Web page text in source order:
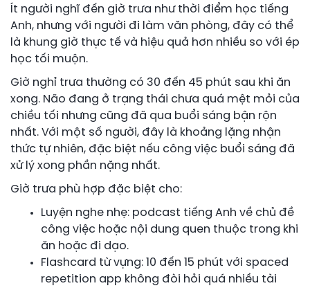
Ít người nghĩ đến giờ trưa như thời điểm học tiếng
Anh, nhưng với người đi làm văn phòng, đây có thể
là khung giờ thực tế và hiệu quả hơn nhiều so với ép
học tối muộn.
Giờ nghỉ trưa thường có 30 đến 45 phút sau khi ăn
xong. Não đang ở trạng thái chưa quá mệt mỏi của
chiều tối nhưng cũng đã qua buổi sáng bận rộn
nhất. Với một số người, đây là khoảng lặng nhận
thức tự nhiên, đặc biệt nếu công việc buổi sáng đã
xử lý xong phần nặng nhất.
Giờ trưa phù hợp đặc biệt cho:
Luyện nghe nhẹ: podcast tiếng Anh về chủ đề
công việc hoặc nội dung quen thuộc trong khi
ăn hoặc đi dạo.
Flashcard từ vựng: 10 đến 15 phút với spaced
repetition app không đòi hỏi quá nhiều tài